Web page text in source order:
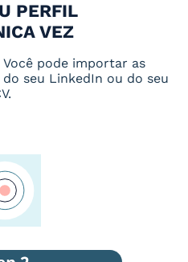
PERFIL
VEZ
pode importar as
seu LinkedIn ou do seu